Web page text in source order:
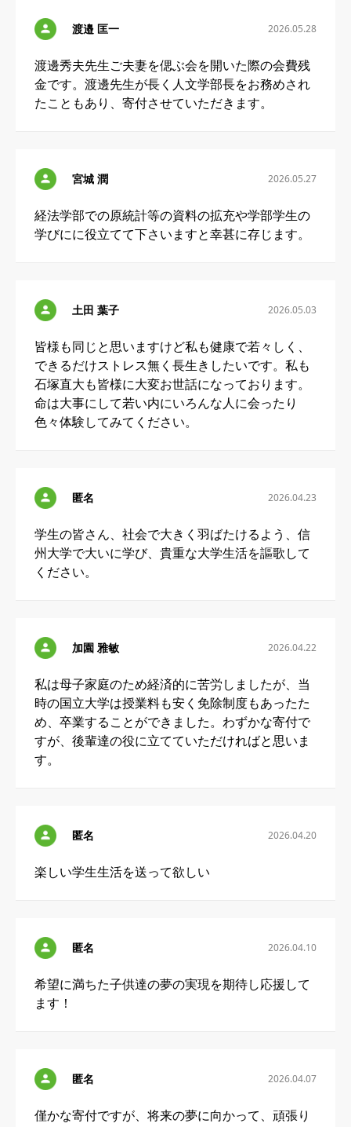
渡邉 匡一 2026.05.28
渡邊秀夫先生ご夫妻を偲ぶ会を開いた際の会費残
金です。渡邊先生が長く人文学部長をお務めされ
たこともあり、寄付させていただきます。
宮城 潤 2026.05.27
経法学部での原統計等の資料の拡充や学部学生の
学びにに役立てて下さいますと幸甚に存じます。
土田 葉子 2026.05.03
皆様も同じと思いますけど私も健康で若々しく、
できるだけストレス無く長生きしたいです。私も
石塚直大も皆様に大変お世話になっております。
命は大事にして若い内にいろんな人に会ったり
色々体験してみてください。
匿名 2026.04.23
学生の皆さん、社会で大きく羽ばたけるよう、信
州大学で大いに学び、貴重な大学生活を謳歌して
ください。
加園 雅敏 2026.04.22
私は母子家庭のため経済的に苦労しましたが、当
時の国立大学は授業料も安く免除制度もあったた
め、卒業することができました。わずかな寄付で
すが、後輩達の役に立てていただければと思いま
す。
匿名 2026.04.20
楽しい学生生活を送って欲しい
匿名 2026.04.10
希望に満ちた子供達の夢の実現を期待し応援して
ます！
匿名 2026.04.07
僅かな寄付ですが、将来の夢に向かって、頑張り